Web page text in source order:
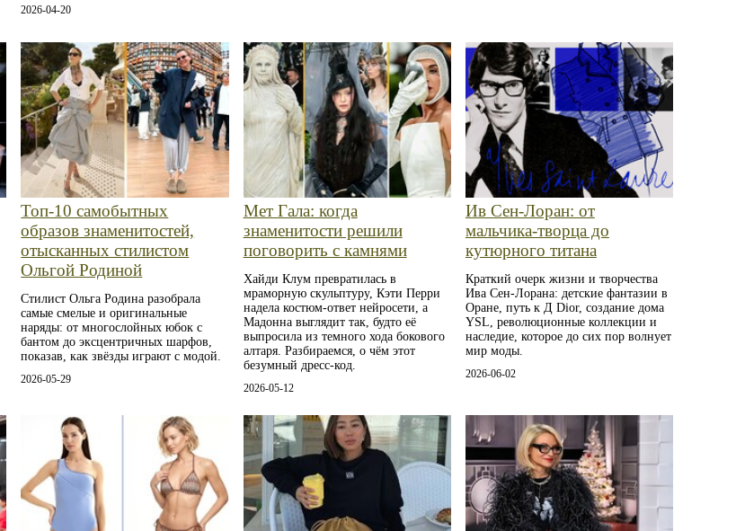
2026-04-20
Топ‑10 самобытных
образов знаменитостей,
отысканных стилистом
Ольгой Родиной
Стилист Ольга Родина разобрала
самые смелые и оригинальные
наряды: от многослойных юбок с
бантом до эксцентричных шарфов,
показав, как звёзды играют с модой.
2026-05-29
Мет Гала: когда
знаменитости решили
поговорить с камнями
Хайди Клум превратилась в
мраморную скульптуру, Кэти Перри
надела костюм-ответ нейросети, а
Мадонна выглядит так, будто её
выпросила из темного хода бокового
алтаря. Разбираемся, о чём этот
безумный дресс-код.
2026-05-12
Ив Сен-Лоран: от
мальчика‑творца до
кутюрного титана
Краткий очерк жизни и творчества
Ива Сен-Лорана: детские фантазии в
Оране, путь к Д Dior, создание дома
YSL, революционные коллекции и
наследие, которое до сих пор волнует
мир моды.
2026-06-02